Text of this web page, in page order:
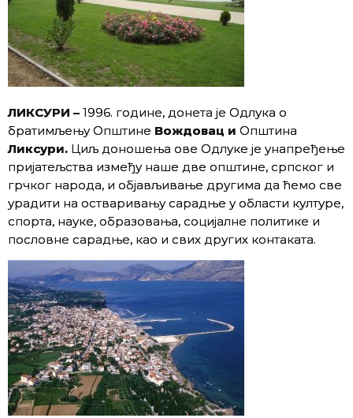
ЛИКСУРИ – 1996. године, донета је Одлука о
братимљењу Oпштине Вождовац и Oпштина
Ликсури. Циљ доношења ове Одлуке је унапређење
пријатељства између наше две општине, српског и
грчког народа, и објављивање другима да ћемо све
урадити на остваривању сарадње у области културе,
спорта, науке, образовања, социјалне политике и
пословне сарадње, као и свих других контаката.